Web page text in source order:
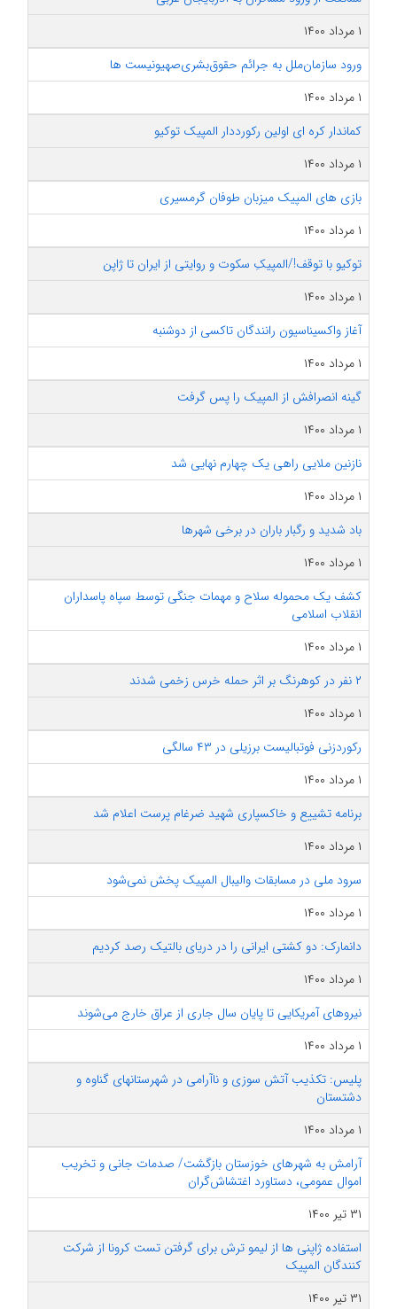
۱ مرداد ۱۴۰۰
ورود سازمان‌ملل به جرائم حقوق‌بشری‌‌صهیونیست‌ ها
۱ مرداد ۱۴۰۰
کماندار کره ای اولین رکورددار المپیک توکیو
۱ مرداد ۱۴۰۰
بازی های المپیک میزبان طوفان گرمسیری
۱ مرداد ۱۴۰۰
توکیو با توقف!/المپیکِ سکوت و روایتی از ایران تا ژاپن
۱ مرداد ۱۴۰۰
آغاز واکسیناسیون رانندگان تاکسی از دوشنبه
۱ مرداد ۱۴۰۰
گینه انصرافش از المپیک را پس گرفت
۱ مرداد ۱۴۰۰
نازنین ملایی راهی یک چهارم نهایی شد
۱ مرداد ۱۴۰۰
باد شدید و رگبار باران در برخی شهرها
۱ مرداد ۱۴۰۰
کشف یک محموله سلاح و مهمات جنگی توسط سپاه پاسداران
انقلاب اسلامی
۱ مرداد ۱۴۰۰
۲ نفر در کوهرنگ بر اثر حمله خرس زخمی شدند
۱ مرداد ۱۴۰۰
رکوردزنی فوتبالیست برزیلی در ۴٣ سالگی
۱ مرداد ۱۴۰۰
برنامه تشییع و خاکسپاری شهید ضرغام پرست اعلام شد
۱ مرداد ۱۴۰۰
سرود ملی در مسابقات والیبال المپیک پخش نمی‌شود
۱ مرداد ۱۴۰۰
دانمارک: دو کشتی ایرانی را در دریای بالتیک رصد کردیم
۱ مرداد ۱۴۰۰
نیروهای آمریکایی تا پایان سال جاری از عراق خارج می‌شوند
۱ مرداد ۱۴۰۰
پلیس: تکذیب آتش سوزی و ناآرامی در شهرستانهای گناوه و
دشتستان
۱ مرداد ۱۴۰۰
آرامش به شهرهای خوزستان بازگشت/ صدمات جانی و تخریب
اموال عمومی، دستاورد اغتشاش‌گران
۳۱ تیر ۱۴۰۰
استفاده ژاپنی ها از لیمو ترش برای گرفتن تست کرونا از شرکت
کنندگان المپیک
۳۱ تیر ۱۴۰۰